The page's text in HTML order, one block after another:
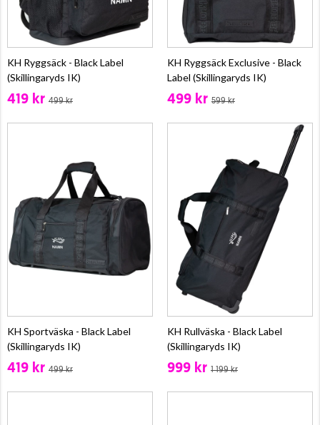
KH Ryggsäck - Black Label
(Skillingaryds IK)
419 kr 499 kr
KH Ryggsäck Exclusive - Black
Label (Skillingaryds IK)
499 kr 599 kr
KH Sportväska - Black Label
(Skillingaryds IK)
419 kr 499 kr
KH Rullväska - Black Label
(Skillingaryds IK)
999 kr 1 199 kr